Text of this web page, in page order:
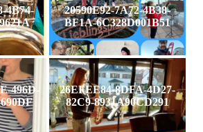
4B74-
20590E92-7A72-4B38-
BF1A-6C328D001B51
496D-
26EFEE84-8DFA-4D27-
82C9-8931A90CD291